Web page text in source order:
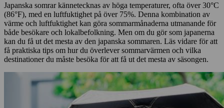
Japanska somrar kännetecknas av höga temperaturer, ofta över 30°C
(86°F), med en luftfuktighet på över 75%. Denna kombination av
värme och luftfuktighet kan göra sommarmånaderna utmanande för
både besökare och lokalbefolkning. Men om du gör som japanerna
kan du få ut det mesta av den japanska sommaren. Läs vidare för att
få praktiska tips om hur du överlever sommarvärmen och vilka
destinationer du måste besöka för att få ut det mesta av säsongen.